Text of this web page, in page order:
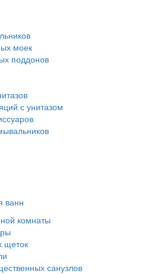
моек
поддонов
с унитазом
ванн
комнаты
щеток
санузлов